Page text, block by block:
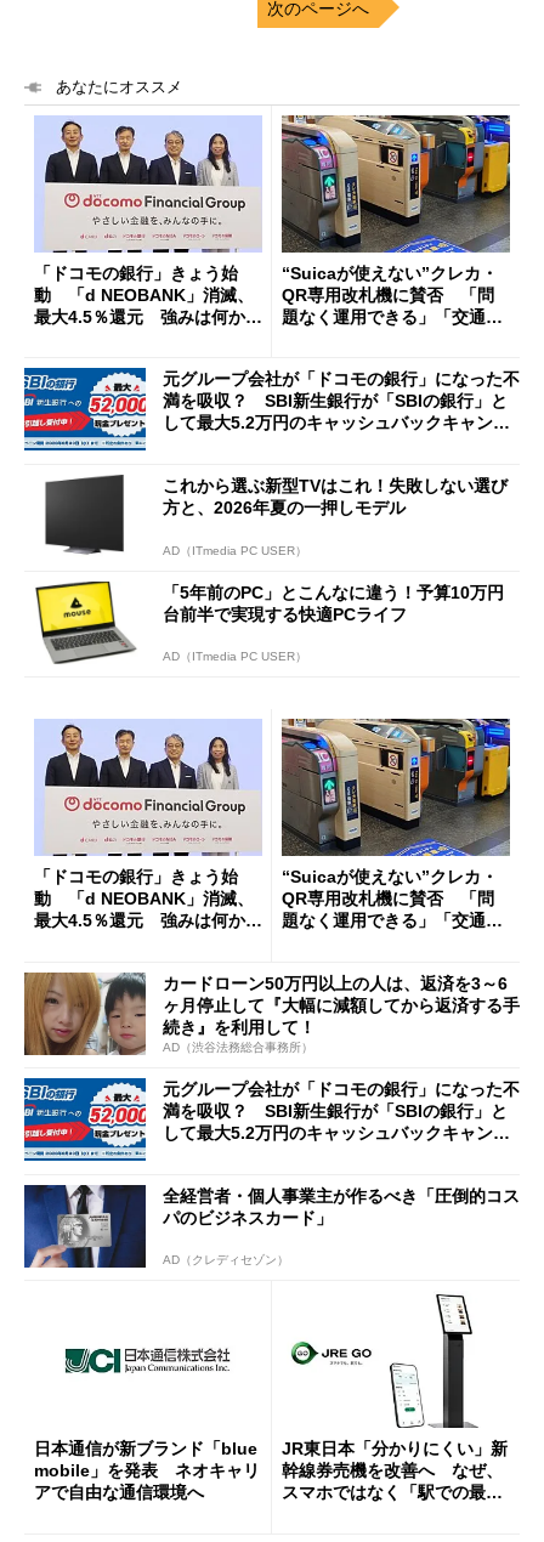
次のページへ
あなたにオススメ
「ドコモの銀行」きょう始
動 「d NEOBANK」消滅、
最大4.5％還元 強みは何か解
“Suicaが使えない”クレカ・
QR専用改札機に賛否 「問
題なく運用できる」「交通系I
元グループ会社が「ドコモの銀行」になった不
満を吸収？ SBI新生銀行が「SBIの銀行」と
して最大5.2万円のキャッシュバックキャンペ
これから選ぶ新型TVはこれ！失敗しない選び
方と、2026年夏の一押しモデル
AD（ITmedia PC USER）
「5年前のPC」とこんなに違う！予算10万円
台前半で実現する快適PCライフ
AD（ITmedia PC USER）
「ドコモの銀行」きょう始
動 「d NEOBANK」消滅、
最大4.5％還元 強みは何か解
“Suicaが使えない”クレカ・
QR専用改札機に賛否 「問
題なく運用できる」「交通系I
カードローン50万円以上の人は、返済を3～6
ヶ月停止して『大幅に減額してから返済する手
続き』を利用して！
AD（渋谷法務総合事務所）
元グループ会社が「ドコモの銀行」になった不
満を吸収？ SBI新生銀行が「SBIの銀行」と
して最大5.2万円のキャッシュバックキャンペ
全経営者・個人事業主が作るべき「圧倒的コス
パのビジネスカード」
AD（クレディセゾン）
日本通信が新ブランド「blue
mobile」を発表 ネオキャリ
アで自由な通信環境へ
JR東日本「分かりにくい」新
幹線券売機を改善へ なぜ、
スマホではなく「駅での最短